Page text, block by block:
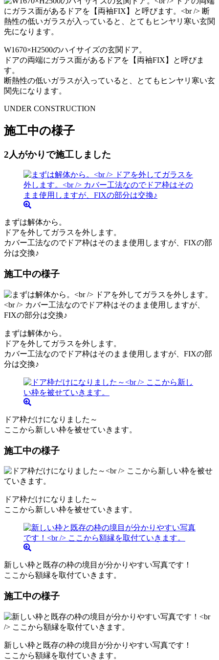
W1670×H2500のハイサイズの玄関ドア。
ドアの両端にガラス面があるドアを【両袖FIX】と呼びま
す。
断熱性の低いガラスが入っていると、とてもヒンヤリ寒い玄
関先になります。
UNDER CONSTRUCTION
施工中の様子
2人がかりで施工しました
まずは解体から。
ドアを外してガラスを外します。
カバー工法なのでドア枠はそのまま使用しますが、FIXの部
分は交換♪
施工中の様子
まずは解体から。
ドアを外してガラスを外します。
カバー工法なのでドア枠はそのまま使用しますが、FIXの部
分は交換♪
ドア枠だけになりました～
ここから新しい枠を被せていきます。
施工中の様子
ドア枠だけになりました～
ここから新しい枠を被せていきます。
新しい枠と既存の枠の境目が分かりやすい写真です！
ここから額縁を取付ていきます。
施工中の様子
新しい枠と既存の枠の境目が分かりやすい写真です！
ここから額縁を取付ていきます。